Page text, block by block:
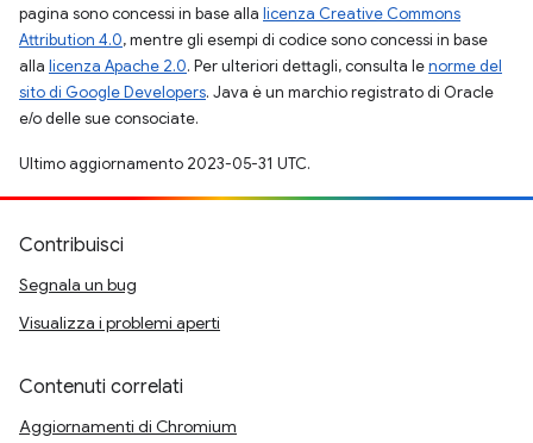
pagina sono concessi in base alla licenza Creative Commons
Attribution 4.0, mentre gli esempi di codice sono concessi in base
alla licenza Apache 2.0. Per ulteriori dettagli, consulta lenorme del
sito di Google Developers. Java è un marchio registrato di Oracle
e/o delle sue consociate.
Ultimo aggiornamento 2023-05-31 UTC.
Contribuisci
Segnala un bug
Visualizza i problemi aperti
Contenuti correlati
Aggiornamenti di Chromium